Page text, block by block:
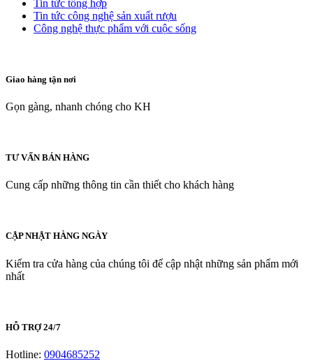
Tin tức tổng hợp
Tin tức công nghệ sản xuất rượu
Công nghệ thực phẩm với cuộc sống
Giao hàng tận nơi
Gọn gàng, nhanh chóng cho KH
TƯ VẤN BÁN HÀNG
Cung cấp những thông tin cần thiết cho khách hàng
CẬP NHẬT HÀNG NGÀY
Kiểm tra cửa hàng của chúng tôi để cập nhật những sản phẩm mới
nhất
HỖ TRỢ 24/7
Hotline: 0904685252